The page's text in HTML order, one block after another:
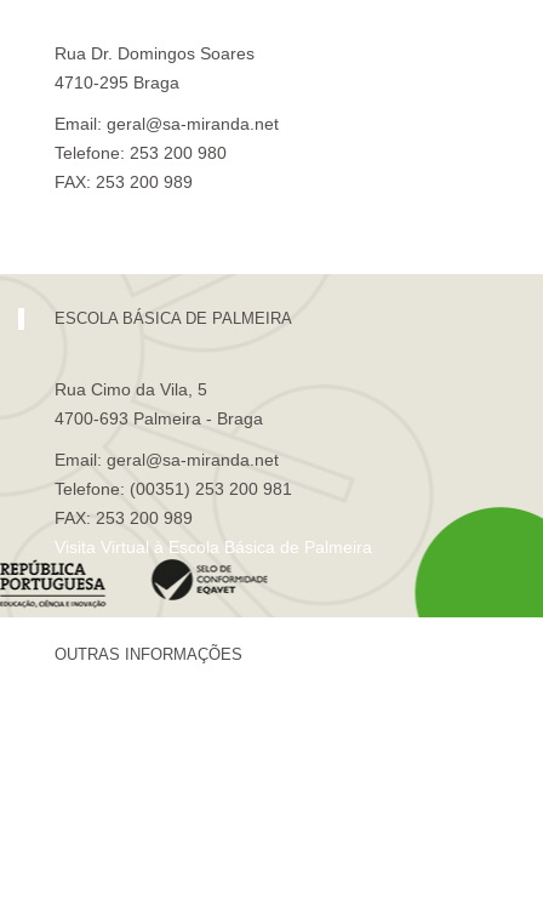
Rua Dr. Domingos Soares
4710-295 Braga
Email: geral@sa-miranda.net
Telefone: 253 200 980
FAX: 253 200 989
ESCOLA BÁSICA DE PALMEIRA
Rua Cimo da Vila, 5
4700-693 Palmeira - Braga
Email: geral@sa-miranda.net
Telefone: (00351) 253 200 981
FAX: 253 200 989
Visita Virtual à Escola Básica de Palmeira
OUTRAS INFORMAÇÕES